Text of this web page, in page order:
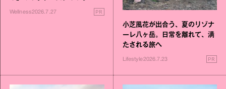
いこと毎日》シリーズが誕生
Wellness2026.7.27 PR
小芝風花が出合う、夏のリゾナ
ーレ八ヶ岳。日常を離れて、満
たされる旅へ
Lifestyle2026.7.23 PR